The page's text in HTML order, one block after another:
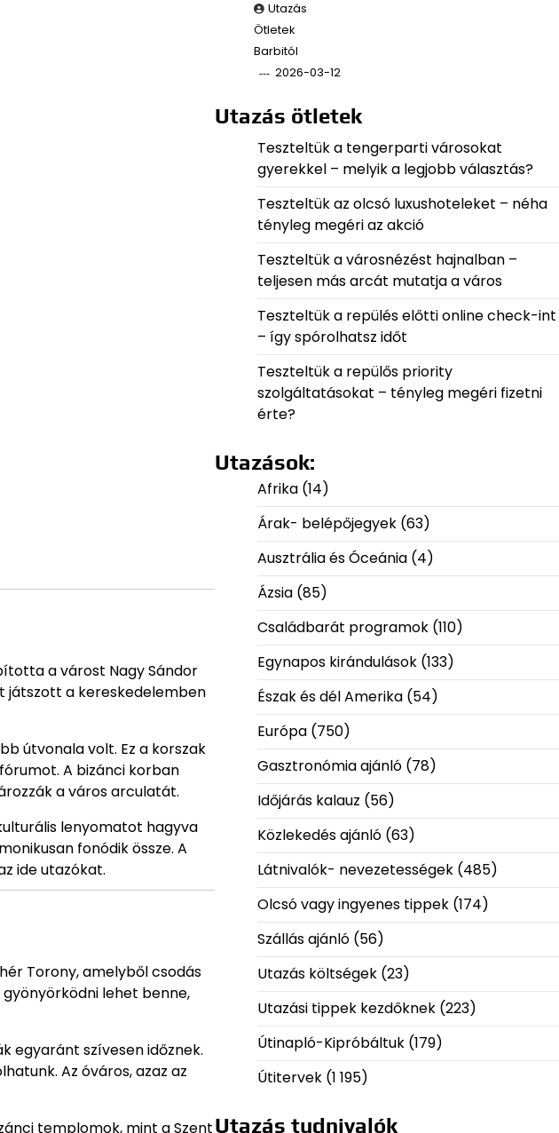
a várost Nagy Sándor
játszott a kereskedelemben
útvonala volt. Ez a korszak
A bizánci korban
a város arculatát.
lenyomatot hagyva
fonódik össze. A
ide utazókat.
Torony, amelyből csodás
lehet benne,
egyaránt szívesen időznek.
Az óváros, azaz az
templomok, mint a Szent
Utazás
Ötletek
Barbitól
2026-03-12
Utazás ötletek
Teszteltük a tengerparti városokat
gyerekkel – melyik a legjobb választás?
Teszteltük az olcsó luxushoteleket – néha
tényleg megéri az akció
Teszteltük a városnézést hajnalban –
teljesen más arcát mutatja a város
Teszteltük a repülés előtti online check-int
– így spórolhatsz időt
Teszteltük a repülős priority
szolgáltatásokat – tényleg megéri fizetni
érte?
Utazások:
Afrika(14)
Árak- belépőjegyek(63)
Ausztrália és Óceánia(4)
Ázsia(85)
Családbarát programok(110)
Egynapos kirándulások(133)
Észak és dél Amerika(54)
Európa(750)
Gasztronómia ajánló(78)
Időjárás kalauz (56)
Közlekedés ajánló(63)
Látnivalók- nevezetességek(485)
Olcsó vagy ingyenes tippek(174)
Szállás ajánló(56)
Utazás költségek(23)
Utazási tippek kezdőknek(223)
Útinapló-Kipróbáltuk(179)
Útitervek(1 195)
Utazás tudnivalók